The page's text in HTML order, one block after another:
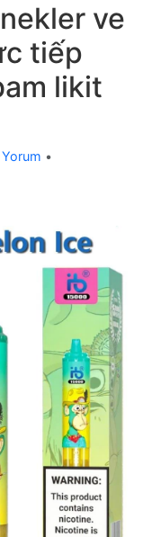
ve
tiếp
likit
Yorum •